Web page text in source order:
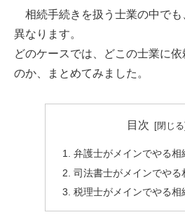
相続手続きを扱う士業の中でも
異なります。
どのケースでは、どこの士業に
のか、まとめてみました。
目次
弁護士がメインでやる相
司法書士がメインでやる
税理士がメインでやる相